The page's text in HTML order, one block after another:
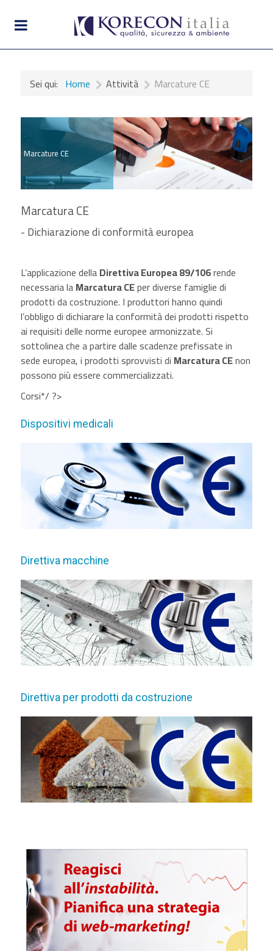
Sei qui: Home Attività Marcature CE
Marcature CE
Marcatura CE
- Dichiarazione di conformità europea
L’applicazione dellaDirettiva Europea 89/106rende
necessaria laMarcatura CEper diverse famiglie di
prodotti da costruzione. I produttori hanno quindi
l’obbligo di dichiarare la conformità dei prodotti rispetto
ai requisiti delle norme europee armonizzate. Si
sottolinea che a partire dalle scadenze prefissate in
sede europea, i prodotti sprovvisti di Marcatura CEnon
possono più essere commercializzati.
Corsi*/ ?>
Dispositivi medicali
Direttiva macchine
Direttiva per prodotti da costruzione